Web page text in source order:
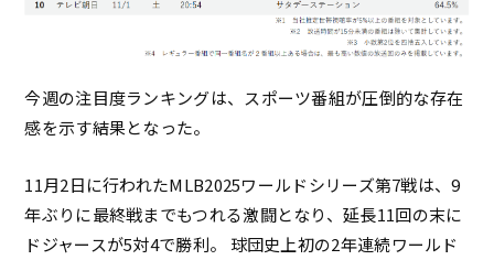
今週の注目度ランキングは、スポーツ番組が圧倒的な存在
感を示す結果となった。
11月2日に行われたMLB2025ワールドシリーズ第7戦は、9
年ぶりに最終戦までもつれる激闘となり、延長11回の末に
ドジャースが5対4で勝利。 球団史上初の2年連続ワールド